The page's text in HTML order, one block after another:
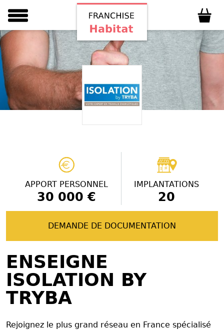
APPORT PERSONNEL
30 000 €
IMPLANTATIONS
20
DEMANDE DE DOCUMENTATION
ENSEIGNE
ISOLATION BY
TRYBA
Rejoignez le plus grand réseau en France spécialisé